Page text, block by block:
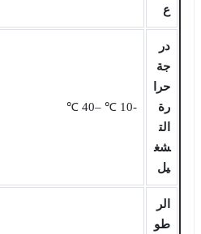
ع
در
جة
حرا
رة
الت
شغ
يل
-10 ℃ ‒40 ℃
الر
طو